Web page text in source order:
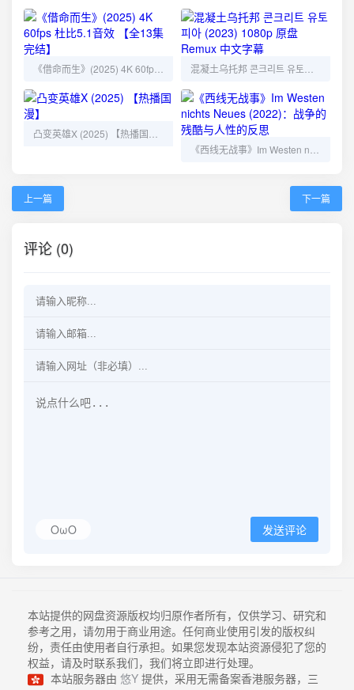
上一篇 下一篇
评论 (0)
OωO 发送评论
本站提供的网盘资源版权均归原作者所有，仅供学习、研究和
参考之用，请勿用于商业用途。任何商业使用引发的版权纠
纷，责任由使用者自行承担。如果您发现本站资源侵犯了您的
权益，请及时联系我们，我们将立即进行处理。
本站服务器由 悠Y 提供，采用无需备案香港服务器，三